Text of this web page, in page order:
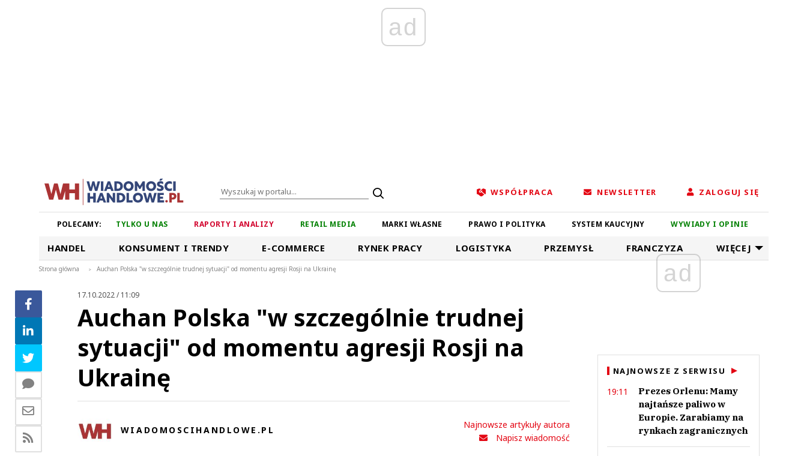
ad
WSPÓŁPRACA NEWSLETTER ZALOGUJ SIĘ
POLECAMY: TYLKO U NAS RAPORTY I ANALIZY RETAIL MEDIA MARKI WŁASNE PRAWO I POLITYKA SYSTEM KAUCYJNY WYWIADY I OPINIE
HANDEL KONSUMENT I TRENDY E-COMMERCE RYNEK PRACY LOGISTYKA PRZEMYSŁ FRANCZYZA WIĘCEJ
Strona główna > Auchan Polska "w szczególnie trudnej sytuacji" od momentu agresji Rosji na Ukrainę
17.10.2022 / 11:09
Auchan Polska "w szczególnie trudnej
sytuacji" od momentu agresji Rosji na
Ukrainę
WIADOMOSCIHANDLOWE.PL
Najnowsze artykuły autora
Napisz wiadomość
ad
NAJNOWSZE Z SERWISU
19:11
Prezes Orlenu: Mamy
najtańsze paliwo w
Europie. Zarabiamy na
rynkach zagranicznych